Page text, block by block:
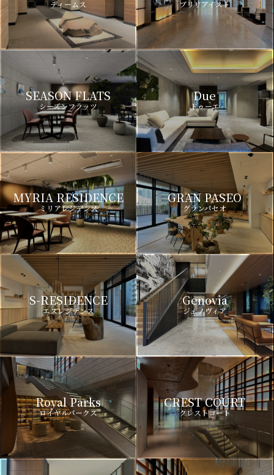
ディームス ブリリアイスト
SEASON FLATS
シーズンフラッツ
Due
ドゥーエ
MYRIA RESIDENCE
ミリアレジデンス
GRAN PASEO
グランパセオ
S-RESIDENCE
エスレジデンス
Genovia
ジェノヴィア
Royal Parks
ロイヤルパークス
CREST COURT
クレストコート